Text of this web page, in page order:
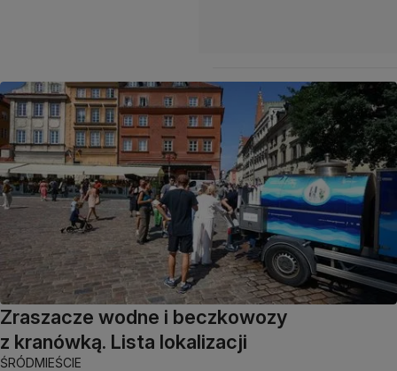
Zraszacze wodne i beczkowozy
z kranówką. Lista lokalizacji
ŚRÓDMIEŚCIE